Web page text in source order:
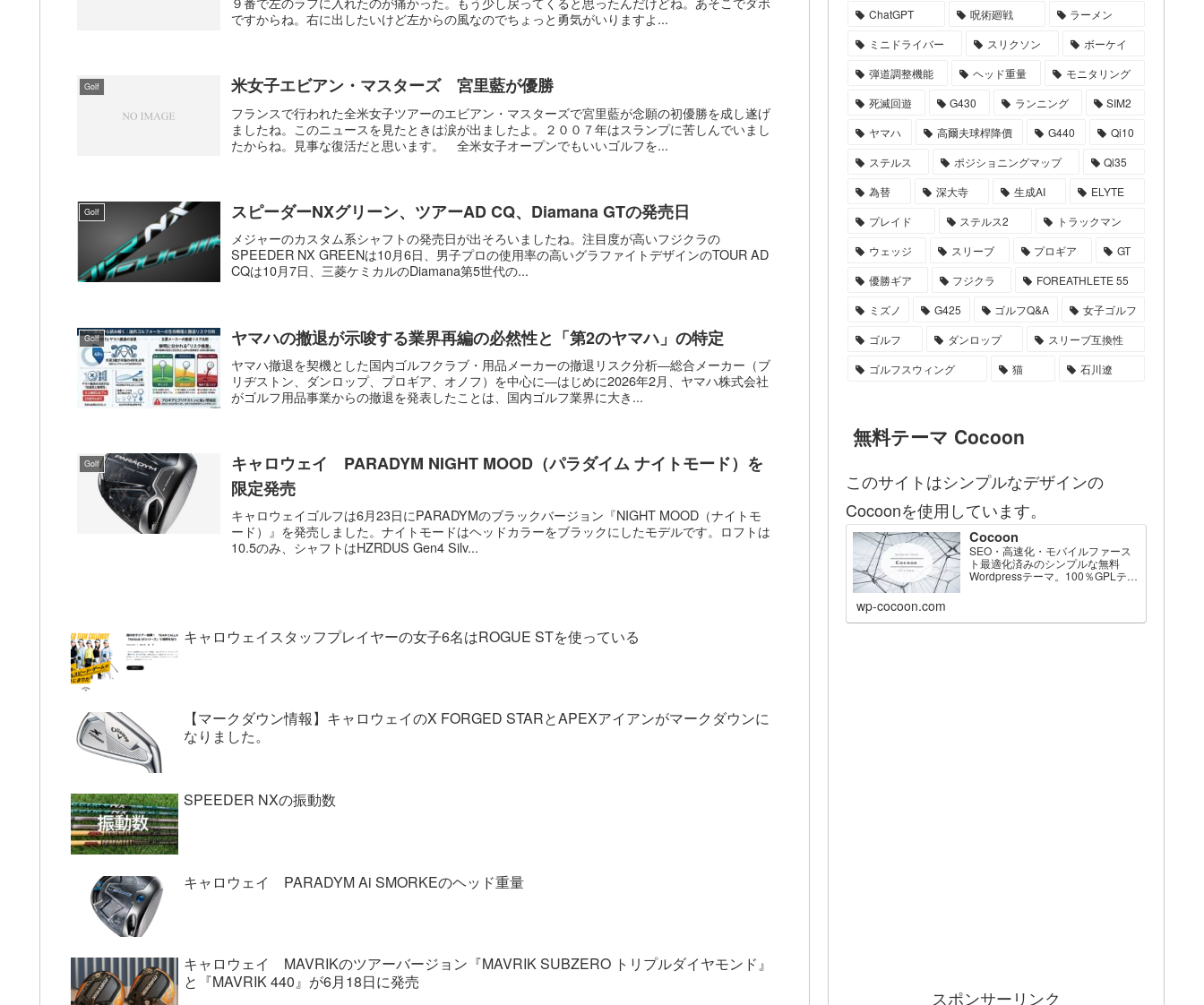
ですからね。右に出したいけど左からの風なのでちょっと勇気がいりますよ...
Golf 米女子エビアン・マスターズ 宮里藍が優勝
フランスで行われた全米女子ツアーのエビアン・マスターズで宮里藍が念願の初優勝を成し遂げ
ましたね。このニュースを見たときは涙が出ましたよ。２００７年はスランプに苦しんでいまし
たからね。見事な復活だと思います。 全米女子オープンでもいいゴルフを...
Golf スピーダーNXグリーン、ツアーAD CQ、Diamana GTの発売日
メジャーのカスタム系シャフトの発売日が出そろいましたね。注目度が高いフジクラの
SPEEDER NX GREENは10月6日、男子プロの使用率の高いグラファイトデザインのTOUR AD
CQは10月7日、三菱ケミカルのDiamana第5世代の...
Golf ヤマハの撤退が示唆する業界再編の必然性と「第2のヤマハ」の特定
ヤマハ撤退を契機とした国内ゴルフクラブ・用品メーカーの撤退リスク分析―総合メーカー（ブ
リヂストン、ダンロップ、プロギア、オノフ）を中心に―はじめに2026年2月、ヤマハ株式会社
がゴルフ用品事業からの撤退を発表したことは、国内ゴルフ業界に大き...
Golf
キャロウェイ PARADYM NIGHT MOOD（パラダイム ナイトモード）を
限定発売
キャロウェイゴルフは6月23日にPARADYMのブラックバージョン『NIGHT MOOD（ナイトモ
ード）』を発売しました。ナイトモードはヘッドカラーをブラックにしたモデルです。ロフトは
10.5のみ、シャフトはHZRDUS Gen4 Silv...
キャロウェイスタッフプレイヤーの女子6名はROGUE STを使っている
【マークダウン情報】キャロウェイのX FORGED STARとAPEXアイアンがマークダウンに
なりました。
SPEEDER NXの振動数
キャロウェイ PARADYM Ai SMORKEのヘッド重量
キャロウェイ MAVRIKのツアーバージョン『MAVRIK SUBZERO トリプルダイヤモンド』
と『MAVRIK 440』が6月18日に発売
ChatGPT
呪術廻戦
ラーメン
ミニドライバー
スリクソン
ボーケイ
弾道調整機能
ヘッド重量
モニタリング
死滅回遊
G430 ランニング
SIM2
ヤマハ
高爾夫球桿降價 G440
Qi10
ステルス
ポジショニングマップ
Qi35
為替
深大寺 生成AI
ELYTE
プレイド
ステルス2
トラックマン
ウェッジ
スリーブ プロギア
GT
優勝ギア
フジクラ
FOREATHLETE 55
ミズノ
G425 ゴルフQ&A
女子ゴルフ
ゴルフ
ダンロップ
スリーブ互換性
ゴルフスウィング
猫 石川遼
無料テーマ Cocoon
このサイトはシンプルなデザインの
Cocoonを使用しています。
Cocoon
SEO・高速化・モバイルファース
ト最適化済みのシンプルな無料
Wordpressテーマ。100％GPLテー
wp-cocoon.com
スポンサーリンク